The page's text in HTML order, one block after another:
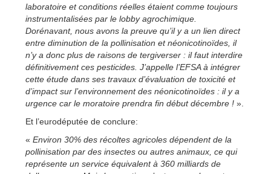
laboratoire et conditions réelles étaient comme toujours
instrumentalisées par le lobby agrochimique.
Dorénavant, nous avons la preuve qu’il y a un lien direct
entre diminution de la pollinisation et néonicotinoïdes, il
n’y a donc plus de raisons de tergiverser : il faut interdire
définitivement ces pesticides. J’appelle l’EFSA à intégrer
cette étude dans ses travaux d’évaluation de toxicité et
d’impact sur l’environnement des néonicotinoïdes : il y a
urgence car le moratoire prendra fin début décembre ! ».
Et l’eurodéputée de conclure:
« Environ 30% des récoltes agricoles dépendent de la
pollinisation par des insectes ou autres animaux, ce qui
représente un service équivalent à 360 milliards de